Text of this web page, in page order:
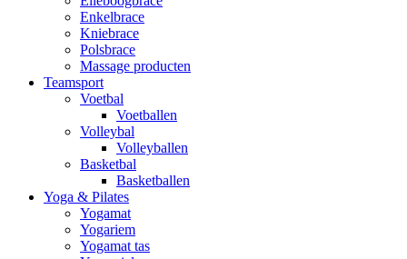
Enkelbrace
Kniebrace
Polsbrace
Massage producten
Teamsport
Voetbal
Voetballen
Volleybal
Volleyballen
Basketbal
Basketballen
Yoga & Pilates
Yogamat
Yogariem
Yogamat tas